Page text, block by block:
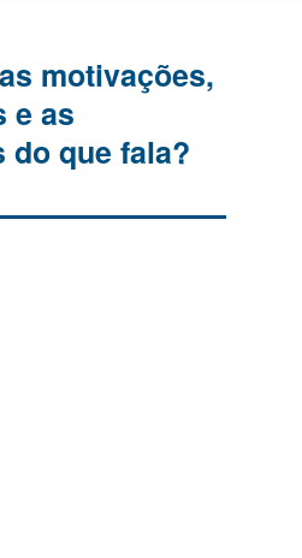
motivações,
e as
do que fala?